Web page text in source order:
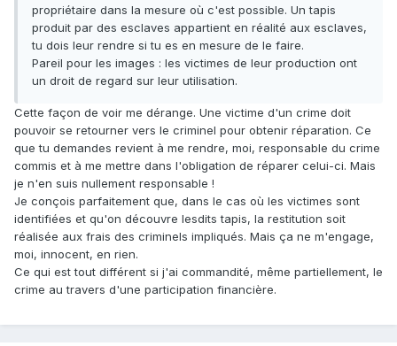
propriétaire dans la mesure où c'est possible. Un tapis
produit par des esclaves appartient en réalité aux esclaves,
tu dois leur rendre si tu es en mesure de le faire.
Pareil pour les images : les victimes de leur production ont
un droit de regard sur leur utilisation.
Cette façon de voir me dérange. Une victime d'un crime doit
pouvoir se retourner vers le criminel pour obtenir réparation. Ce
que tu demandes revient à me rendre, moi, responsable du crime
commis et à me mettre dans l'obligation de réparer celui-ci. Mais
je n'en suis nullement responsable !
Je conçois parfaitement que, dans le cas où les victimes sont
identifiées et qu'on découvre lesdits tapis, la restitution soit
réalisée aux frais des criminels impliqués. Mais ça ne m'engage,
moi, innocent, en rien.
Ce qui est tout différent si j'ai commandité, même partiellement, le
crime au travers d'une participation financière.